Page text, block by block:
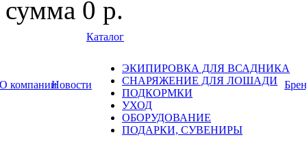
сумма 0 р.
О компанииНовости
Каталог
ЭКИПИРОВКА ДЛЯ ВСАДНИКА
СНАРЯЖЕНИЕ ДЛЯ ЛОШАДИ
ПОДКОРМКИ
УХОД
ОБОРУДОВАНИЕ
ПОДАРКИ, СУВЕНИРЫ